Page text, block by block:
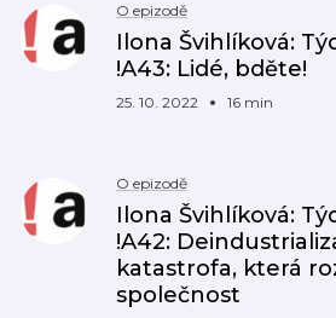
O epizodě
Ilona Švihlíková:
!A43: Lidé, bděte!
25. 10. 2022 16 min
O epizodě
Ilona Švihlíková:
!A42:
katastrofa, která
společnost